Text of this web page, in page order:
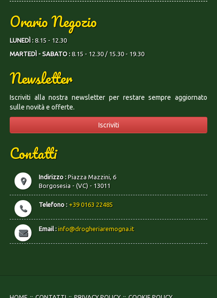
Orario Negozio
LUNEDÌ :8.15 - 12.30
MARTEDÌ - SABATO :8.15 - 12.30 / 15.30 - 19.30
Newsletter
Iscriviti alla nostra newsletter per restare sempre aggiornato
sulle novità e offerte.
Iscriviti
Contatti
Indirizzo :Piazza Mazzini, 6
Borgosesia - (VC) - 13011
Telefono : +39 0163 22485
Email :info@drogheriaremogna.it